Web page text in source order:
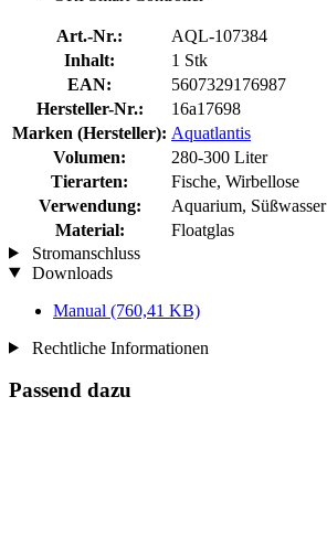
Art.-Nr.:
AQL-107384
Inhalt:
1 Stk
EAN:
5607329176987
Hersteller-Nr.:
16a17698
Marken (Hersteller): Aquatlantis
Volumen:
280-300 Liter
Tierarten:
Fische, Wirbellose
Verwendung:
Aquarium, Süßwasser
Material:
Floatglas
Stromanschluss
Downloads
Manual (760,41 KB)
Rechtliche Informationen
Passend dazu